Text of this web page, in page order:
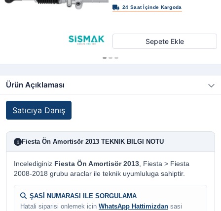
Sepete Ekle
Ürün Açıklaması
Satıcıya Danış
i Fiesta Ön Amortisör 2013 TEKNIK BILGI NOTU
Incelediginiz Fiesta Ön Amortisör 2013, Fiesta > Fiesta
2008-2018 grubu araclar ile teknik uyumluluga sahiptir.
ŞASİ NUMARASI ILE SORGULAMA
Hatali siparisi onlemek icin WhatsApp Hattimizdan sasi